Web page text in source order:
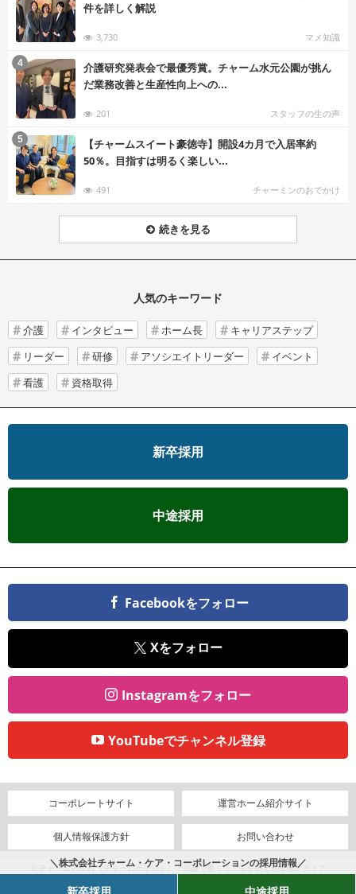
＼株式会社チャーム・ケア・コーポレーションの採用情報／
件を詳しく解説
3,730 マメ知識
介護研究発表会で最優秀賞。チャーム水元公園が挑ん
だ業務改善と生産性向上への...
201 スタッフの生の声
4
【チャームスイート豪徳寺】開設4カ月で入居率約
50％。目指すは明るく楽しい...
491 チャーミンのおでかけ
5
続きを見る
人気のキーワード
介護 インタビュー ホーム長
キャリアステップ
リーダー
研修 アソシエイトリーダー
イベント
看護
資格取得
新卒採用
中途採用
Facebookをフォロー
Xをフォロー
Instagramをフォロー
YouTubeでチャンネル登録
コーポレートサイト 運営ホーム紹介サイト
個人情報保護方針 お問い合わせ
© チャームPOINT（チャームポイント）｜介護で働くリアルを伝える情報メディア